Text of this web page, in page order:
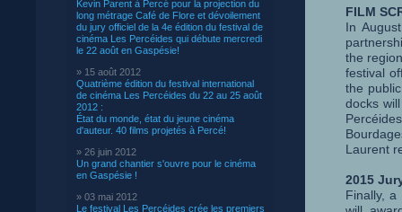
Kevin Parent à Percé pour la projection du
long métrage Café de Flore et dévoilement
du jury officiel de la 4e édition du festival de
cinéma Les Percéides qui débute mercredi
le 22 août en Gaspésie!
» 15 août 2012
Quatrième édition du festival international
de cinéma Les Percéides du 22 au 25 août
2012 :
État du monde, état du jeune cinéma
d'auteur. 40 films projetés à Percé!
» 26 juin 2012
Un grand chantier s'ouvre pour le cinéma
en Gaspésie !
» 03 mai 2012
Le festival Les Percéides crée les premiers
FILM
In
the
festival
the
docks
Laurent
2015
Finally,